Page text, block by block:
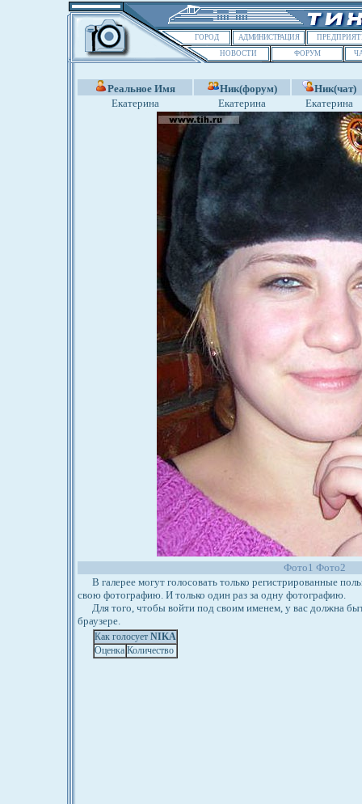
ГОРОД АДМИНИСТРАЦИЯ
НОВОСТИ
ФОРУМ
Реальное Имя Ник(форум)
Ник(чат)
Екатерина
Екатерина Екатерина
Фото1 Фото2
В галерее могут голосовать только регистрированные
свою фотографию. И только один раз за одну фотографию.
Для того, чтобы войти под своим именем, у вас должна
браузере.
Как голосует NIKA
Оценка Количество